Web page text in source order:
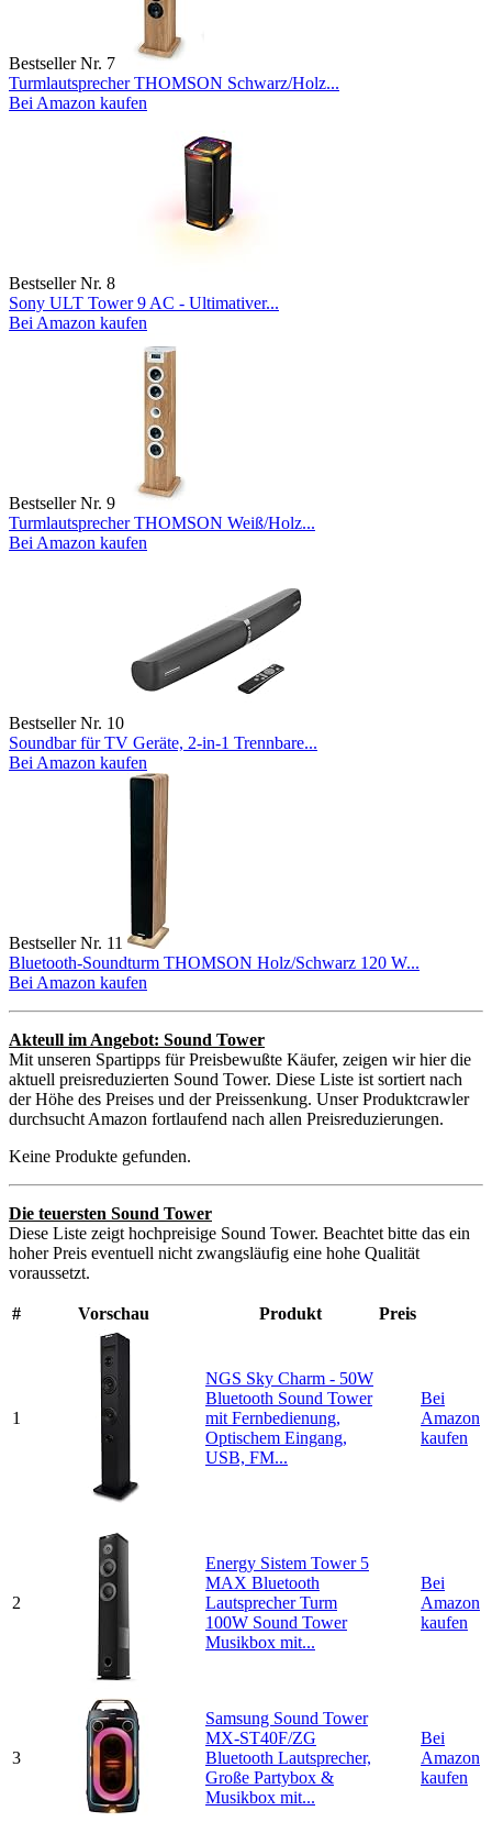
Bestseller Nr. 7
Turmlautsprecher THOMSON Schwarz/Holz...
Bei Amazon kaufen
Bestseller Nr. 8
Sony ULT Tower 9 AC - Ultimativer...
Bei Amazon kaufen
Bestseller Nr. 9
Turmlautsprecher THOMSON Weiß/Holz...
Bei Amazon kaufen
Bestseller Nr. 10
Soundbar für TV Geräte, 2-in-1 Trennbare...
Bei Amazon kaufen
Bestseller Nr. 11
Bluetooth-Soundturm THOMSON Holz/Schwarz 120 W...
Bei Amazon kaufen
Akteull im Angebot: Sound Tower
Mit unseren Spartipps für Preisbewußte Käufer, zeigen wir hier die
aktuell preisreduzierten Sound Tower. Diese Liste ist sortiert nach
der Höhe des Preises und der Preissenkung. Unser Produktcrawler
durchsucht Amazon fortlaufend nach allen Preisreduzierungen.
Keine Produkte gefunden.
Die teuersten Sound Tower
Diese Liste zeigt hochpreisige Sound Tower. Beachtet bitte das ein
hoher Preis eventuell nicht zwangsläufig eine hohe Qualität
voraussetzt.
# Vorschau Produkt Preis
1
NGS Sky Charm - 50W
Bluetooth Sound Tower
mit Fernbedienung,
Optischem Eingang,
USB, FM...
Bei
Amazon
kaufen
2
Energy Sistem Tower 5
MAX Bluetooth
Lautsprecher Turm
100W Sound Tower
Musikbox mit...
Bei
Amazon
kaufen
3
Samsung Sound Tower
MX-ST40F/ZG
Bluetooth Lautsprecher,
Große Partybox &
Musikbox mit...
Bei
Amazon
kaufen